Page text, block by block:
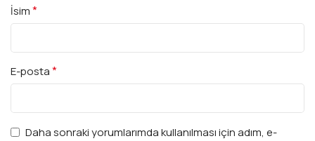
İsim*
E-posta*
Daha sonraki yorumlarımda kullanılması için adım, e-